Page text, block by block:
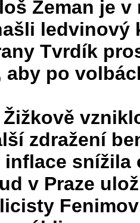
Zeman je
ledvinový
Tvrdík
aby po
Žižkově
zdražení
inflace snížila
v Praze